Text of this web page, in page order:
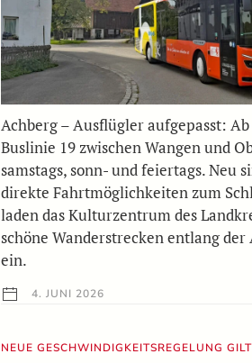
Achberg – Ausflügler aufgepasst:
Buslinie 19 zwischen Wangen und
samstags, sonn- und feiertags. Neu
direkte Fahrtmöglichkeiten zum
laden das Kulturzentrum des
schöne Wanderstrecken entlang
ein.
4. JUNI 2026
NEUE GESCHWINDIGKEITSREGELUNG